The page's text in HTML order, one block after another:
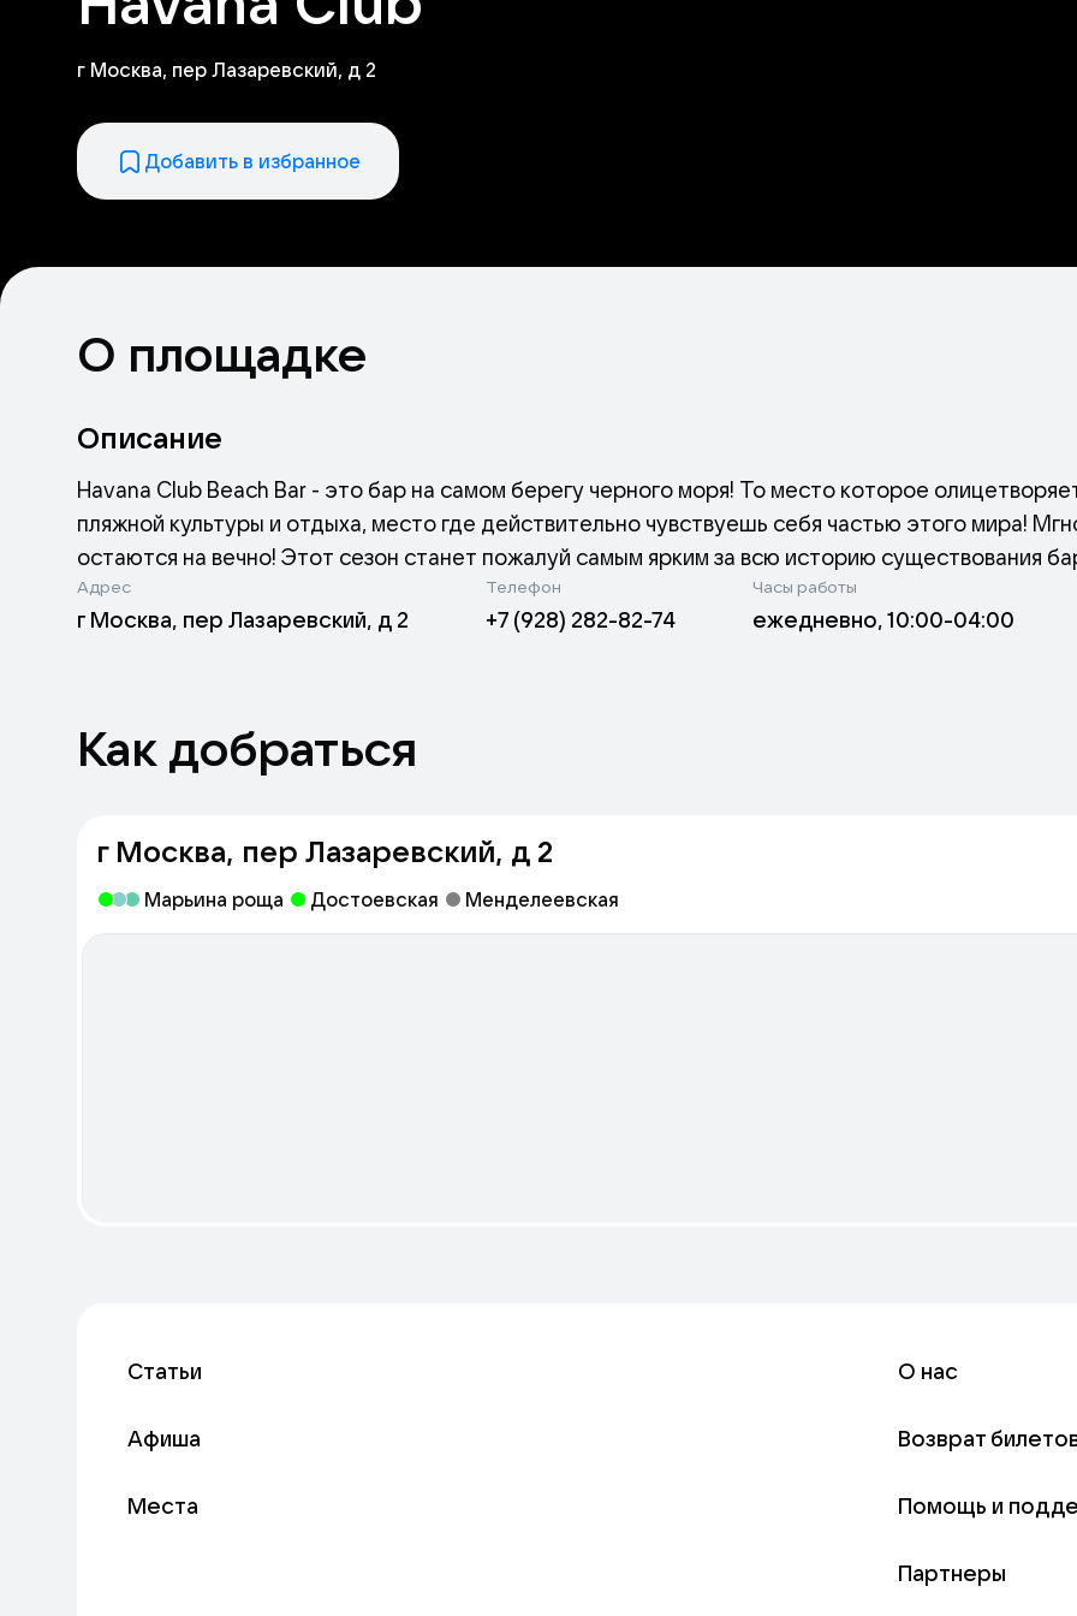
г Москва, пер Лазаревский, д 2
Добавить в избранное
О площадке
Описание
Havana Club Beach Bar - это бар на самом берегу черного моря! То место которое
пляжной культуры и отдыха, место где действительно чувствуешь себя частью этого мира!
остаются на вечно! Этот сезон станет пожалуй самым ярким за всю историю существования
Адрес
г Москва, пер Лазаревский, д 2
Телефон
+7 (928) 282-82-74
Часы работы
ежедневно, 10:00-04:00
Как добраться
г Москва, пер Лазаревский, д 2
Марьина роща Достоевская Менделеевская
Статьи
Афиша
Места
О нас
Возврат
Помощь и
Партнеры